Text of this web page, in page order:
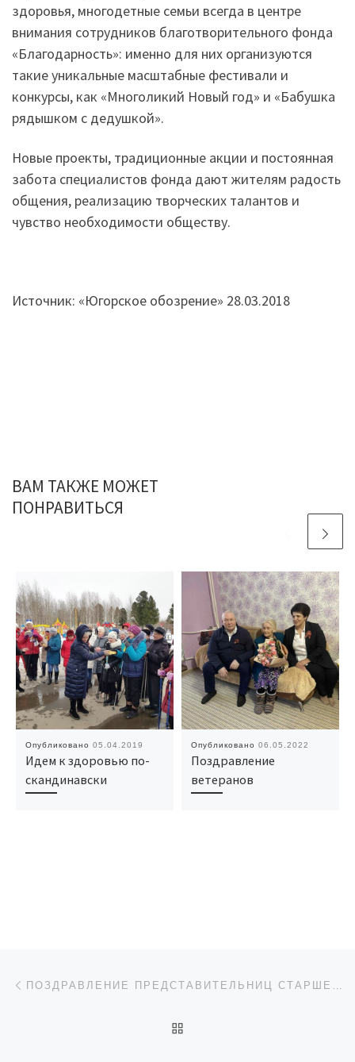
здоровья, многодетные семьи всегда в центре
внимания сотрудников благотворительного фонда
«Благодарность»: именно для них организуются
такие уникальные масштабные фестивали и
конкурсы, как «Многоликий Новый год» и «Бабушка
рядышком с дедушкой».
Новые проекты, традиционные акции и постоянная
забота специалистов фонда дают жителям радость
общения, реализацию творческих талантов и
чувство необходимости обществу.
Источник: «Югорское обозрение» 28.03.2018
ВАМ ТАКЖЕ МОЖЕТ
ПОНРАВИТЬСЯ
Опубликовано 05.04.2019
Идем к здоровью по­
скандинавски
Опубликовано 06.05.2022
Поздравление
ветеранов
Навигация по записям